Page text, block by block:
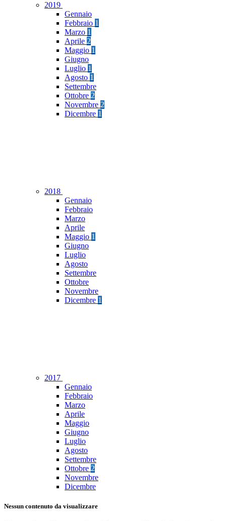
2019
Gennaio
Febbraio 1
Marzo 1
Aprile 2
Maggio 1
Giugno
Luglio 1
Agosto 1
Settembre
Ottobre 2
Novembre 2
Dicembre 1
2018
Gennaio
Febbraio
Marzo
Aprile
Maggio 1
Giugno
Luglio
Agosto
Settembre
Ottobre
Novembre
Dicembre 1
2017
Gennaio
Febbraio
Marzo
Aprile
Maggio
Giugno
Luglio
Agosto
Settembre
Ottobre 2
Novembre
Dicembre
Nessun contenuto da visualizzare